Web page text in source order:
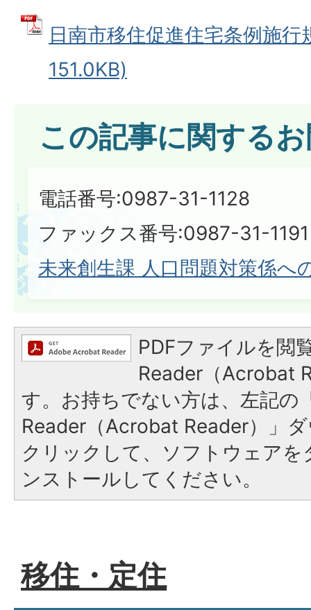
日南市移住促進住宅条例施
151.0KB)
この記事に関する
電話番号:0987-31-1128
ファックス番号:0987-31-1191
未来創生課 人口問題対策係へ
PDFファイルを閲
Reader（Acrobat
す。お持ちでない方は、左記の
Reader（Acrobat Reader）」
クリックして、ソフトウェア
ンストールしてください。
移住・定住